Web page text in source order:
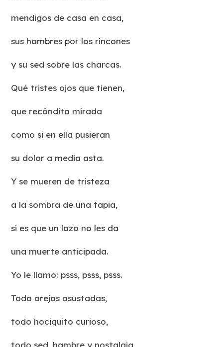
mendigos de casa en casa,
sus hambres por los rincones
y su sed sobre las charcas.
Qué tristes ojos que tienen,
que recóndita mirada
como si en ella pusieran
su dolor a media asta.
Y se mueren de tristeza
a la sombra de una tapia,
si es que un lazo no les da
una muerte anticipada.
Yo le llamo: psss, psss, psss.
Todo orejas asustadas,
todo hociquito curioso,
todo sed, hambre y nostalgia,